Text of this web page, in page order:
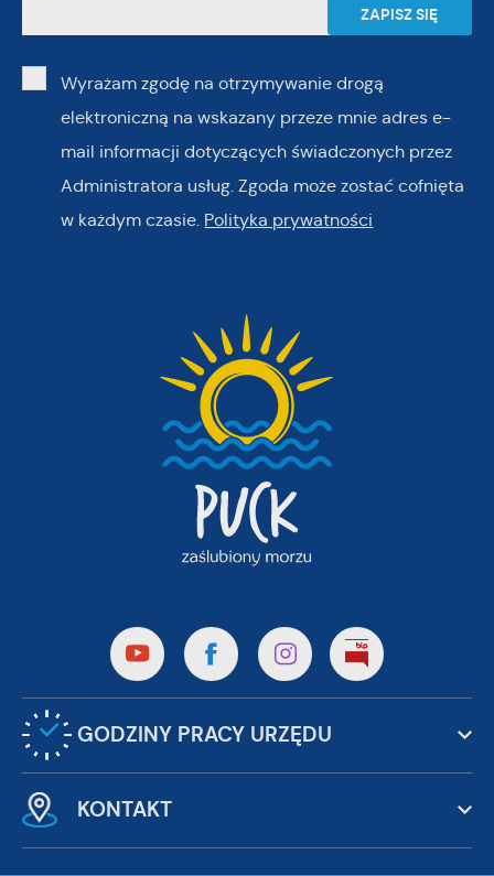
Wyrażam zgodę na otrzymywanie drogą
elektroniczną na wskazany przeze mnie adres e-
mail informacji dotyczących świadczonych przez
Administratora usług. Zgoda może zostać cofnięta
w każdym czasie. Polityka prywatności
GODZINY PRACY URZĘDU
KONTAKT